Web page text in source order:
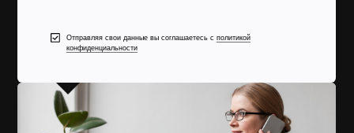
Отправляя свои данные вы соглашаетесь с политикой
конфиденциальности